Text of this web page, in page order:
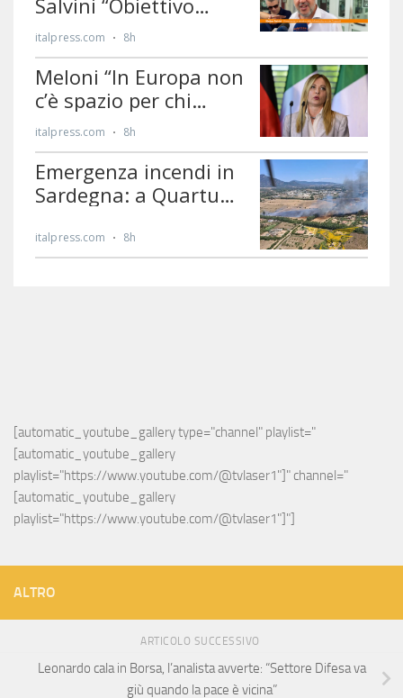
[automatic_youtube_gallery type="channel" playlist="
[automatic_youtube_gallery
playlist="https://www.youtube.com/@tvlaser1"]" channel="
[automatic_youtube_gallery
playlist="https://www.youtube.com/@tvlaser1"]"]
ALTRO
ARTICOLO SUCCESSIVO
Leonardo cala in Borsa, l’analista avverte: “Settore Difesa va
giù quando la pace è vicina”